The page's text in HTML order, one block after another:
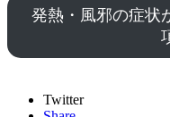
発熱・風邪の症状
Twitter